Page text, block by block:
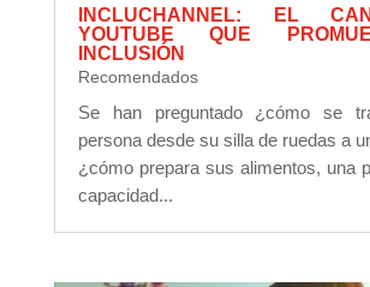
INCLUCHANNEL: EL
YOUTUBE QUE
INCLUSIÓN
Recomendados
Se han preguntado ¿cómo se
persona desde su silla de ruedas a
¿cómo prepara sus alimentos, una
capacidad...